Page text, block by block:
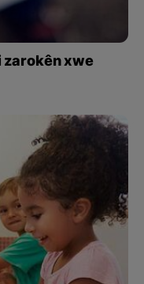
zarokên xwe